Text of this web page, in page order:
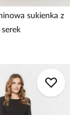
sukienka z